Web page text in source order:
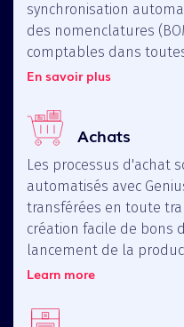
synchronisation
des nomenclatures
comptables dans
En savoir plus
Achats
Les processus d'achat
automatisés avec
transférées en toute
création facile de bons
lancement de la
Learn more